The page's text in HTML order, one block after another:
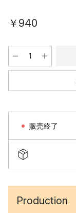
￥940
販売終了
Production